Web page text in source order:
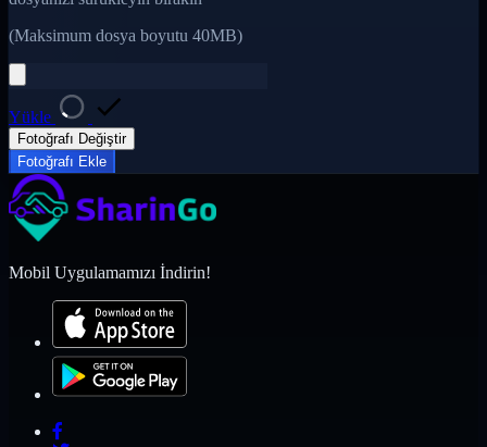
(Maksimum dosya boyutu 40MB)
Yükle
Fotoğrafı Değiştir
Fotoğrafı Ekle
Mobil Uygulamamızı İndirin!